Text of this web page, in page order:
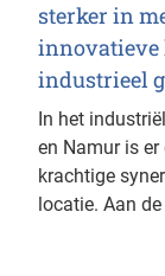
sterker in
innovatieve
industrieel
In het
en Namur is
krachtige
locatie. Aan